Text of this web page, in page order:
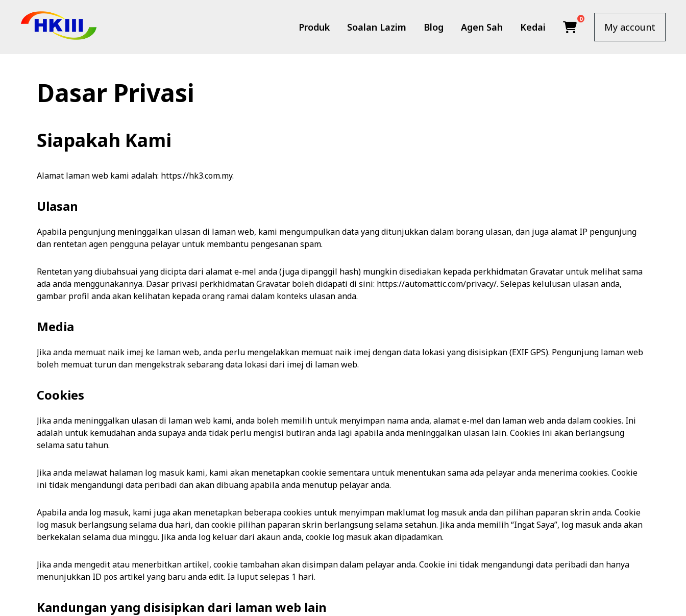
Blog
Produk Soalan Lazim Blog Agen Sah Kedai
0
My account
Dasar Privasi
Siapakah Kami
Alamat laman web kami adalah: https://hk3.com.my.
Ulasan
Apabila pengunjung meninggalkan ulasan di laman web, kami mengumpulkan data yang ditunjukkan dalam borang ulasan, dan juga alamat IP pengunjung
dan rentetan agen pengguna pelayar untuk membantu pengesanan spam.
Rentetan yang diubahsuai yang dicipta dari alamat e-mel anda (juga dipanggil hash) mungkin disediakan kepada perkhidmatan Gravatar untuk melihat sama
ada anda menggunakannya. Dasar privasi perkhidmatan Gravatar boleh didapati di sini: https://automattic.com/privacy/. Selepas kelulusan ulasan anda,
gambar profil anda akan kelihatan kepada orang ramai dalam konteks ulasan anda.
Media
Jika anda memuat naik imej ke laman web, anda perlu mengelakkan memuat naik imej dengan data lokasi yang disisipkan (EXIF GPS). Pengunjung laman web
boleh memuat turun dan mengekstrak sebarang data lokasi dari imej di laman web.
Cookies
Jika anda meninggalkan ulasan di laman web kami, anda boleh memilih untuk menyimpan nama anda, alamat e-mel dan laman web anda dalam cookies. Ini
adalah untuk kemudahan anda supaya anda tidak perlu mengisi butiran anda lagi apabila anda meninggalkan ulasan lain. Cookies ini akan berlangsung
selama satu tahun.
Jika anda melawat halaman log masuk kami, kami akan menetapkan cookie sementara untuk menentukan sama ada pelayar anda menerima cookies. Cookie
ini tidak mengandungi data peribadi dan akan dibuang apabila anda menutup pelayar anda.
Apabila anda log masuk, kami juga akan menetapkan beberapa cookies untuk menyimpan maklumat log masuk anda dan pilihan paparan skrin anda. Cookie
log masuk berlangsung selama dua hari, dan cookie pilihan paparan skrin berlangsung selama setahun. Jika anda memilih “Ingat Saya”, log masuk anda akan
berkekalan selama dua minggu. Jika anda log keluar dari akaun anda, cookie log masuk akan dipadamkan.
Jika anda mengedit atau menerbitkan artikel, cookie tambahan akan disimpan dalam pelayar anda. Cookie ini tidak mengandungi data peribadi dan hanya
menunjukkan ID pos artikel yang baru anda edit. Ia luput selepas 1 hari.
Kandungan yang disisipkan dari laman web lain